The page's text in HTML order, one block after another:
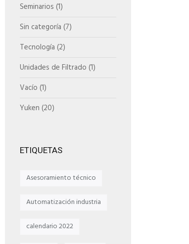
Seminarios (1)
Sin categoría (7)
Tecnología (2)
Unidades de Filtrado (1)
Vacío (1)
Yuken (20)
ETIQUETAS
Asesoramiento técnico
Automatización industria
calendario 2022